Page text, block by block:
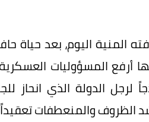
المنية اليوم، بعد حياة
المسؤوليات
الدولة الذي انحاز
الظروف والمنعطفات